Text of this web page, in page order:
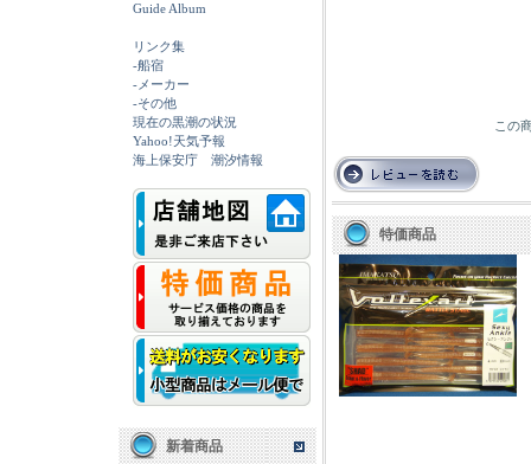
Guide Album
リンク集
-船宿
-メーカー
-その他
現在の黒潮の状況
Yahoo!天気予報
海上保安庁 潮汐情報
新着商品
この
特価商品